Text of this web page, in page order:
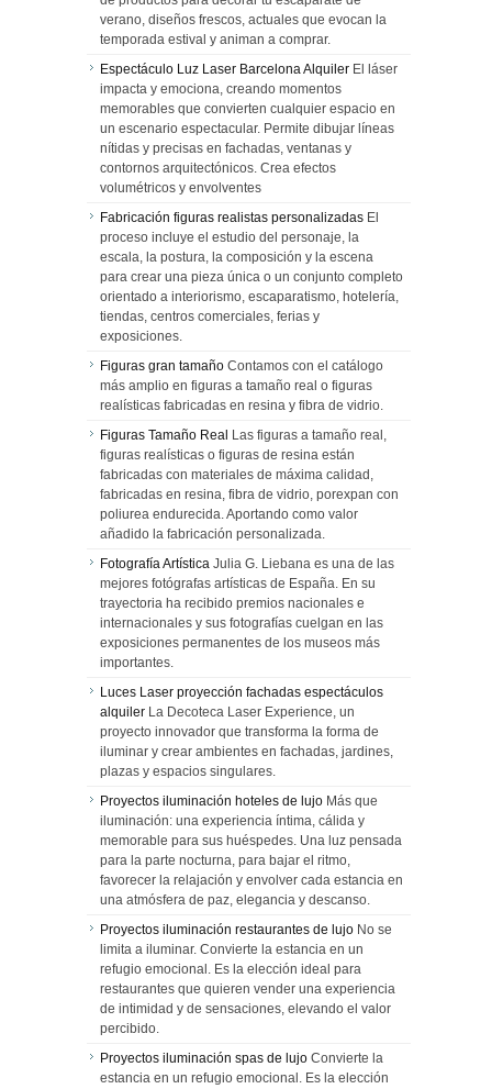
verano, diseños frescos, actuales que evocan la
temporada estival y animan a comprar.
Espectáculo Luz Laser Barcelona Alquiler El láser
impacta y emociona, creando momentos
memorables que convierten cualquier espacio en
un escenario espectacular. Permite dibujar líneas
nítidas y precisas en fachadas, ventanas y
contornos arquitectónicos. Crea efectos
volumétricos y envolventes
Fabricación figuras realistas personalizadas El
proceso incluye el estudio del personaje, la
escala, la postura, la composición y la escena
para crear una pieza única o un conjunto completo
orientado a interiorismo, escaparatismo, hotelería,
tiendas, centros comerciales, ferias y
exposiciones.
Figuras gran tamaño Contamos con el catálogo
más amplio en figuras a tamaño real o figuras
realísticas fabricadas en resina y fibra de vidrio.
Figuras Tamaño Real Las figuras a tamaño real,
figuras realísticas o figuras de resina están
fabricadas con materiales de máxima calidad,
fabricadas en resina, fibra de vidrio, porexpan con
poliurea endurecida. Aportando como valor
añadido la fabricación personalizada.
Fotografía Artística Julia G. Liebana es una de las
mejores fotógrafas artísticas de España. En su
trayectoria ha recibido premios nacionales e
internacionales y sus fotografías cuelgan en las
exposiciones permanentes de los museos más
importantes.
Luces Laser proyección fachadas espectáculos
alquiler La Decoteca Laser Experience, un
proyecto innovador que transforma la forma de
iluminar y crear ambientes en fachadas, jardines,
plazas y espacios singulares.
Proyectos iluminación hoteles de lujo Más que
iluminación: una experiencia íntima, cálida y
memorable para sus huéspedes. Una luz pensada
para la parte nocturna, para bajar el ritmo,
favorecer la relajación y envolver cada estancia en
una atmósfera de paz, elegancia y descanso.
Proyectos iluminación restaurantes de lujo No se
limita a iluminar. Convierte la estancia en un
refugio emocional. Es la elección ideal para
restaurantes que quieren vender una experiencia
de intimidad y de sensaciones, elevando el valor
percibido.
Proyectos iluminación spas de lujo Convierte la
estancia en un refugio emocional. Es la elección